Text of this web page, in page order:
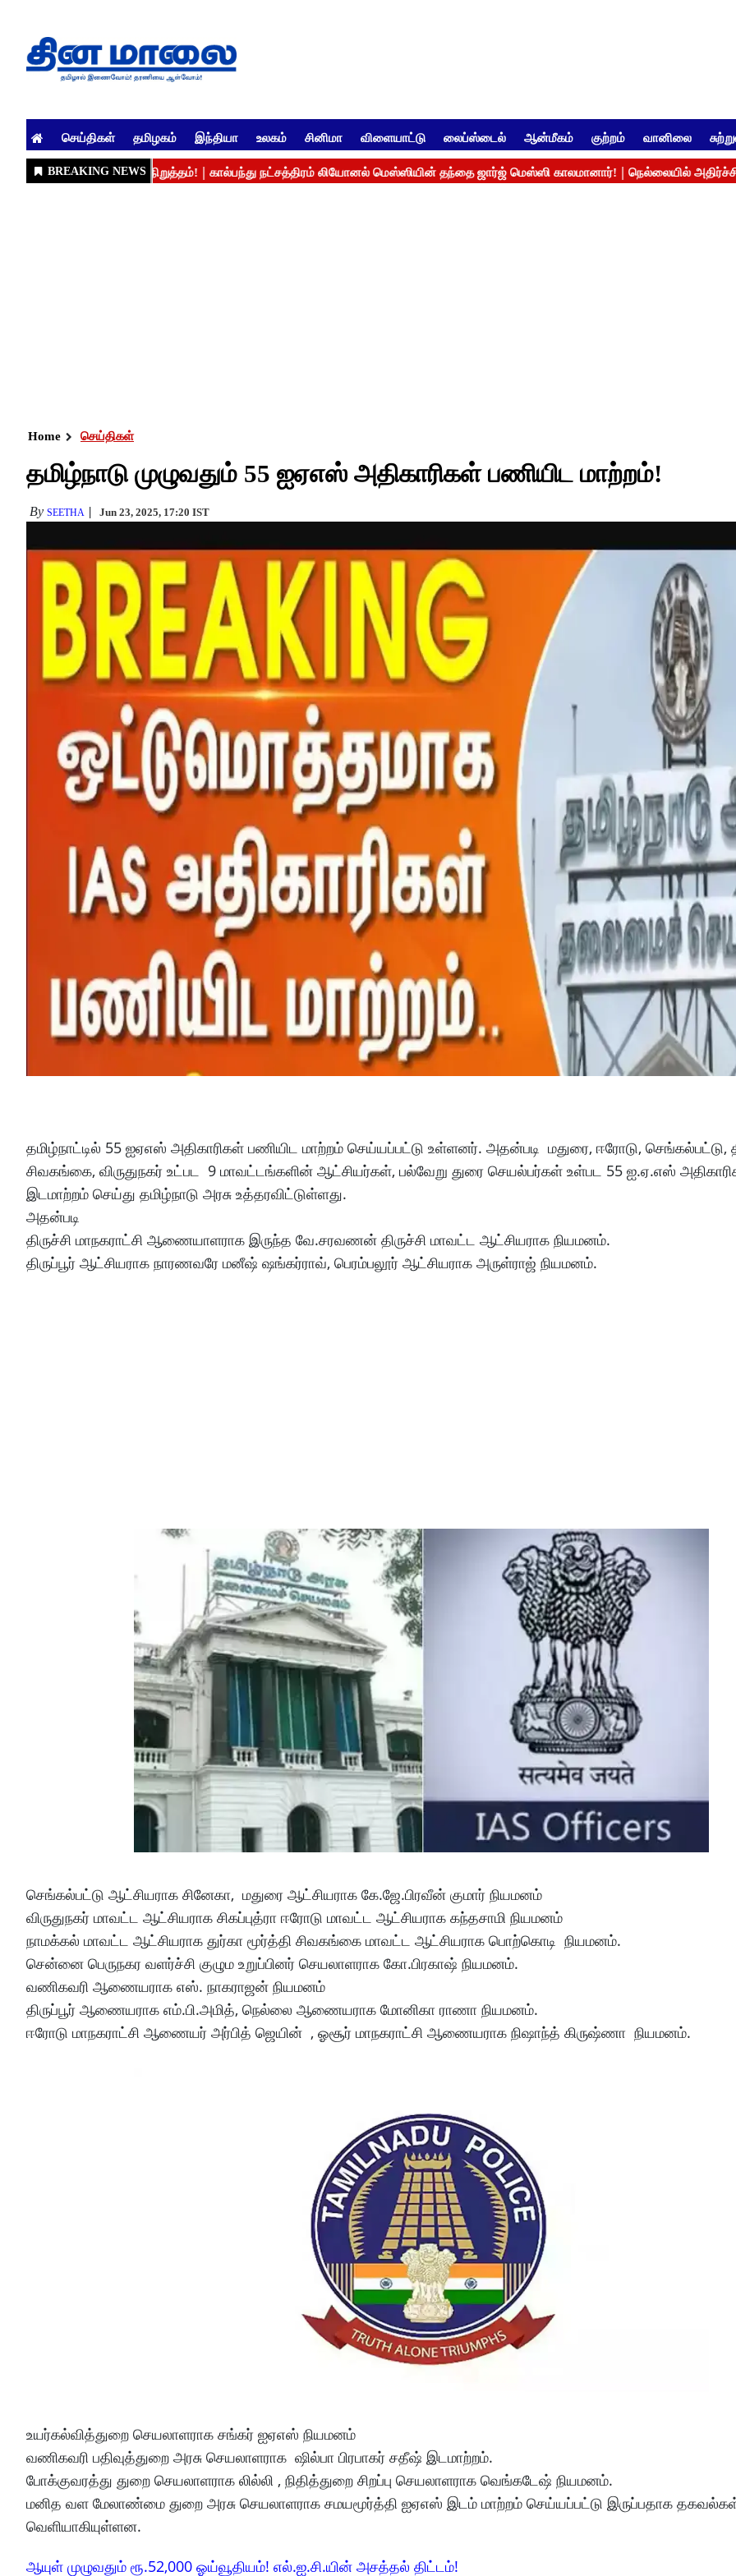
செய்திகள் தமிழகம் இந்தியா உலகம் சினிமா விளையாட்டு லைப்ஸ்டைல் ஆன்மீகம் குற்றம் வானிலை
Home செய்திகள்
தமிழ்நாடு முழுவதும் 55 ஐஏஎஸ் அதிகாரிகள் பணியிட மாற்றம்!
By SEETHA Jun 23, 2025, 17:20 IST
தமிழ்நாட்டில் 55 ஐஏஎஸ் அதிகாரிகள் பணியிட மாற்றம் செய்யப்பட்டு உள்ளனர். அதன்படி மதுரை, ஈரோடு, செங்கல்பட்டு,
சிவகங்கை, விருதுநகர் உட்பட 9 மாவட்டங்களின் ஆட்சியர்கள், பல்வேறு துரை செயல்பர்கள் உள்பட 55 ஐ.ஏ.எஸ்
இடமாற்றம் செய்து தமிழ்நாடு அரசு உத்தரவிட்டுள்ளது.
அதன்படி
திருச்சி மாநகராட்சி ஆணையாளராக இருந்த வே.சரவணன் திருச்சி மாவட்ட ஆட்சியராக நியமனம்.
திருப்பூர் ஆட்சியராக நாரணவரே மனீஷ் ஷங்கர்ராவ், பெரம்பலூர் ஆட்சியராக அருள்ராஜ் நியமனம்.
செங்கல்பட்டு ஆட்சியராக சினேகா, மதுரை ஆட்சியராக கே.ஜே.பிரவீன் குமார் நியமனம்
விருதுநகர் மாவட்ட ஆட்சியராக சிகப்புத்ரா ஈரோடு மாவட்ட ஆட்சியராக கந்தசாமி நியமனம்
நாமக்கல் மாவட்ட ஆட்சியராக துர்கா மூர்த்தி சிவகங்கை மாவட்ட ஆட்சியராக பொற்கொடி நியமனம்.
சென்னை பெருநகர வளர்ச்சி குழும உறுப்பினர் செயலாளராக கோ.பிரகாஷ் நியமனம்.
வணிகவரி ஆணையராக எஸ். நாகராஜன் நியமனம்
திருப்பூர் ஆணையராக எம்.பி.அமித், நெல்லை ஆணையராக மோனிகா ராணா நியமனம்.
ஈரோடு மாநகராட்சி ஆணையர் அர்பித் ஜெயின் , ஓசூர் மாநகராட்சி ஆணையராக நிஷாந்த் கிருஷ்ணா நியமனம்.
உயர்கல்வித்துறை செயலாளராக சங்கர் ஐஏஎஸ் நியமனம்
வணிகவரி பதிவுத்துறை அரசு செயலாளராக ஷில்பா பிரபாகர் சதீஷ் இடமாற்றம்.
போக்குவரத்து துறை செயலாளராக லில்லி , நிதித்துறை சிறப்பு செயலாளராக வெங்கடேஷ் நியமனம்.
மனித வள மேலாண்மை துறை அரசு செயலாளராக சமயமூர்த்தி ஐஏஎஸ் இடம் மாற்றம் செய்யப்பட்டு இருப்பதாக
வெளியாகியுள்ளன.
ஆயுள் முழுவதும் ரூ.52,000 ஓய்வூதியம்! எல்.ஐ.சி.யின் அசத்தல் திட்டம்!